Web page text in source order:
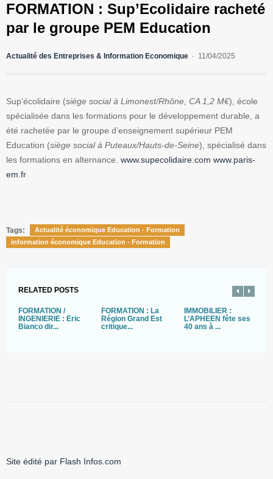
FORMATION : Sup’Ecolidaire racheté
par le groupe PEM Education
Actualité des Entreprises & Information Economique 11/04/2025
Sup’écolidaire (siège social à Limonest/Rhône, CA 1,2 M€), école
spécialisée dans les formations pour le développement durable, a
été rachetée par le groupe d’enseignement supérieur PEM
Education (siège social à Puteaux/Hauts-de-Seine), spécialisé dans
les formations en alternance. www.supecolidaire.com www.paris-
em.fr
Tags:
Actualité économique Education - Formation
information économique Education - Formation
RELATED POSTS
FORMATION /
INGENIERIE : Eric
Bianco dir...
FORMATION : La
Région Grand Est
critique...
IMMOBILIER :
L’APHEEN fête ses
40 ans à ...
Site édité par Flash Infos.com